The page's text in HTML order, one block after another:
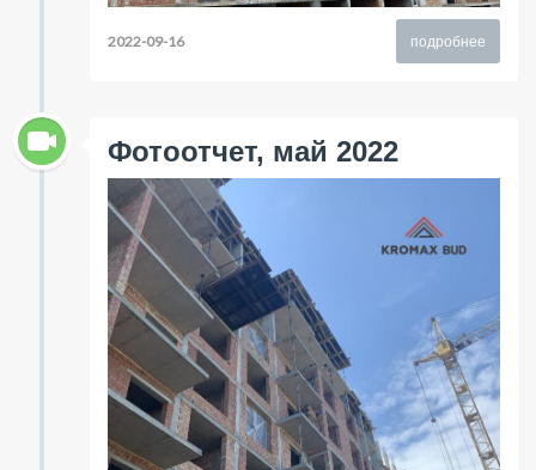
подробнее
2022-09-16
Фотоотчет, май 2022